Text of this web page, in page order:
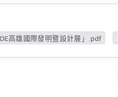
高雄國際發明暨設計展」.pdf